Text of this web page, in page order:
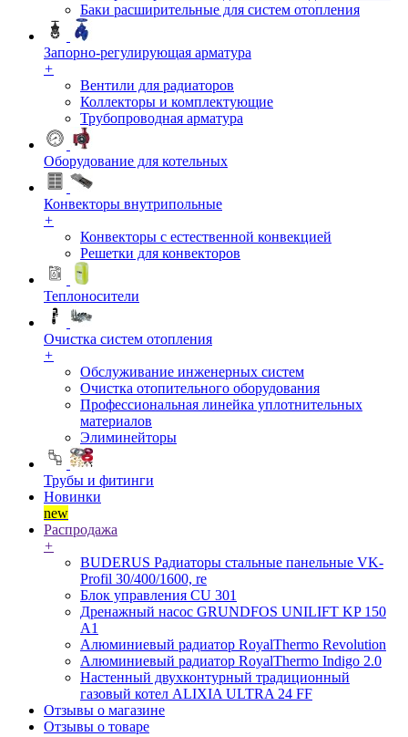
Баки расширительные для систем отопления
Запорно-регулирующая арматура
+
Вентили для радиаторов
Коллекторы и комплектующие
Трубопроводная арматура
Оборудование для котельных
Конвекторы внутрипольные
+
Конвекторы с естественной конвекцией
Решетки для конвекторов
Теплоносители
Очистка систем отопления
+
Обслуживание инженерных систем
Очистка отопительного оборудования
Профессиональная линейка уплотнительных
материалов
Элиминейторы
Трубы и фитинги
Новинки
new
Распродажа
+
BUDERUS Радиаторы стальные панельные VK-
Profil 30/400/1600, re
Блок управления CU 301
Дренажный насос GRUNDFOS UNILIFT KP 150
A1
Алюминиевый радиатор RoyalThermo Revolution
Алюминиевый радиатор RoyalThermo Indigo 2.0
Настенный двухконтурный традиционный
газовый котел ALIXIA ULTRA 24 FF
Отзывы о магазине
Отзывы о товаре